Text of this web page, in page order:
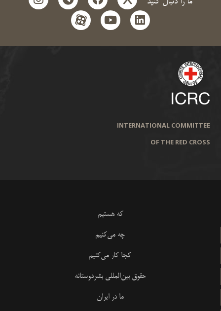
linkedin
youtube
aparat
INTERNATIONAL COMMITTEE
OF THE RED CROSS
که هستیم
چه می‌کنیم
کجا کار می‌کنیم
حقوق بین‌المللی بشردوستانه
ما در ایران